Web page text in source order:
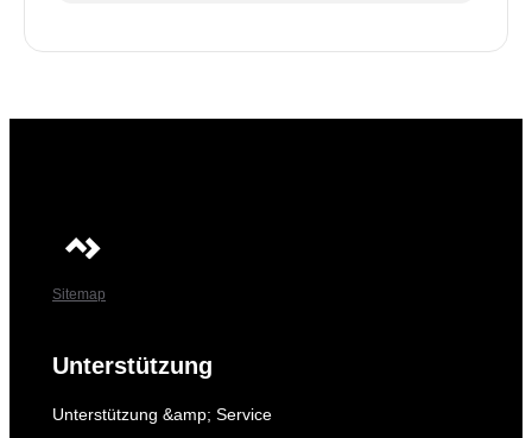
Sitemap
Unterstützung
Unterstützung &amp; Service